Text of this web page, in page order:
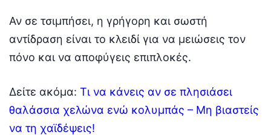
Αν σε τσιμπήσει, η γρήγορη και σωστή
αντίδραση είναι το κλειδί για να μειώσεις τον
πόνο και να αποφύγεις επιπλοκές.
Δείτε ακόμα: Τι να κάνεις αν σε πλησιάσει
θαλάσσια χελώνα ενώ κολυμπάς – Μη βιαστείς
να τη χαϊδέψεις!